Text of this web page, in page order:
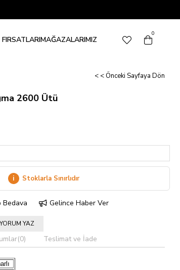
MAĞAZALARIMIZ
0
< < Önceki Sayfaya Dön
2600 Ütü
i Stoklarla Sınırlıdır
Bedava Gelince Haber Ver
YORUM YAZ
(0) Teslimat ve İade